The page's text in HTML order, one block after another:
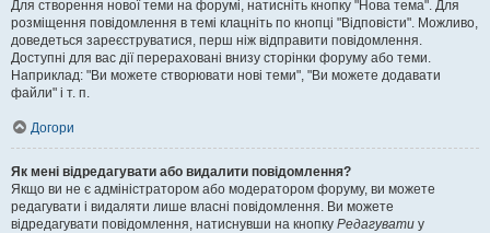
Для створення нової теми на форумі, натисніть кнопку "Нова тема". Для
розміщення повідомлення в темі клацніть по кнопці "Відповісти". Можливо,
доведеться зареєструватися, перш ніж відправити повідомлення.
Доступні для вас дії перераховані внизу сторінки форуму або теми.
Наприклад: "Ви можете створювати нові теми", "Ви можете додавати
файли" і т. п.
Догори
Як мені відредагувати або видалити повідомлення?
Якщо ви не є адміністратором або модератором форуму, ви можете
редагувати і видаляти лише власні повідомлення. Ви можете
відредагувати повідомлення, натиснувши на кнопку Редагувати у